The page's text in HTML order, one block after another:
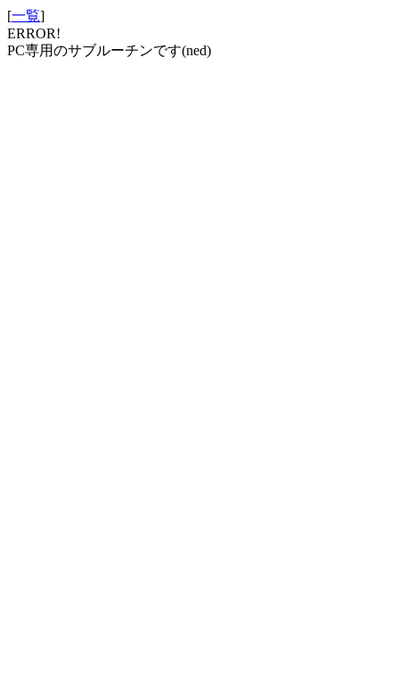
[一覧]
ERROR!
PC専用のサブルーチンです(ned)